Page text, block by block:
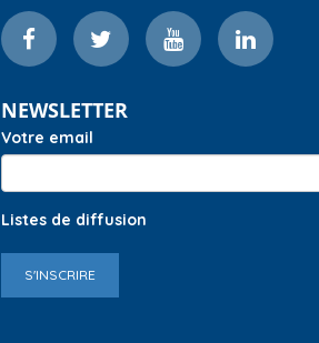
NEWSLETTER
Votre email
Listes de diffusion
S'INSCRIRE